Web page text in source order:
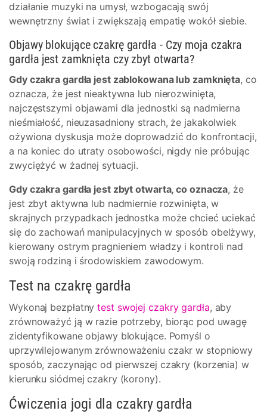
działanie muzyki na umysł, wzbogacają swój
wewnętrzny świat i zwiększają empatię wokół siebie.
Objawy blokujące czakrę gardła - Czy moja czakra
gardła jest zamknięta czy zbyt otwarta?
Gdy czakra gardła jest zablokowana lub zamknięta, co
oznacza, że jest nieaktywna lub nierozwinięta,
najczęstszymi objawami dla jednostki są nadmierna
nieśmiałość, nieuzasadniony strach, że jakakolwiek
ożywiona dyskusja może doprowadzić do konfrontacji,
a na koniec do utraty osobowości, nigdy nie próbując
zwyciężyć w żadnej sytuacji.
Gdy czakra gardła jest zbyt otwarta, co oznacza, że
jest zbyt aktywna lub nadmiernie rozwinięta, w
skrajnych przypadkach jednostka może chcieć uciekać
się do zachowań manipulacyjnych w sposób obelżywy,
kierowany ostrym pragnieniem władzy i kontroli nad
swoją rodziną i środowiskiem zawodowym.
Test na czakrę gardła
Wykonaj bezpłatnytest swojej czakry gardła, aby
zrównoważyć ją w razie potrzeby, biorąc pod uwagę
zidentyfikowane objawy blokujące. Pomyśl o
uprzywilejowanym zrównoważeniu czakr w stopniowy
sposób, zaczynając od pierwszej czakry (korzenia) w
kierunku siódmej czakry (korony).
Ćwiczenia jogi dla czakry gardła